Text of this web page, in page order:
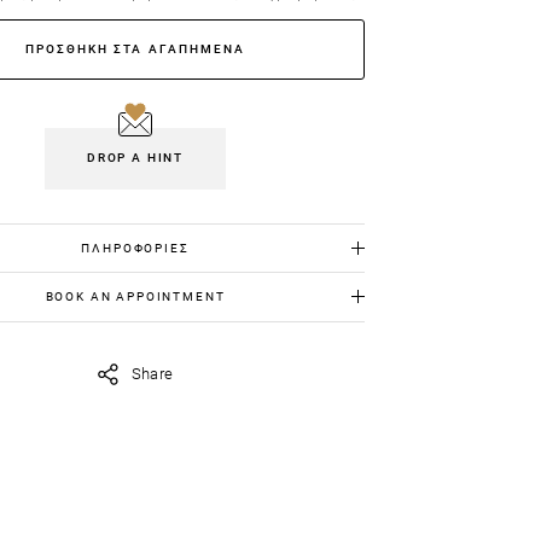
ΠΡΟΣΘΗΚΗ ΣΤΑ ΑΓΑΠΗΜΕΝΑ
DROP A HINT
ΠΛΗΡΟΦΟΡΙΕΣ
BOOK AN APPOINTMENT
ορίσουμε το ραντεβού μας.
Share